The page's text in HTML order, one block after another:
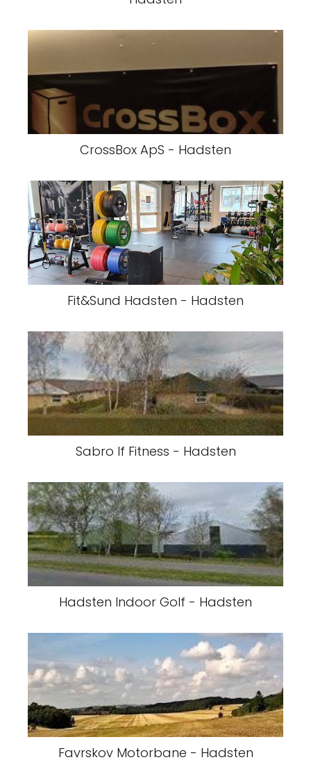
CrossBox ApS - Hadsten
Fit&Sund Hadsten - Hadsten
Sabro If Fitness - Hadsten
Hadsten Indoor Golf - Hadsten
Favrskov Motorbane - Hadsten